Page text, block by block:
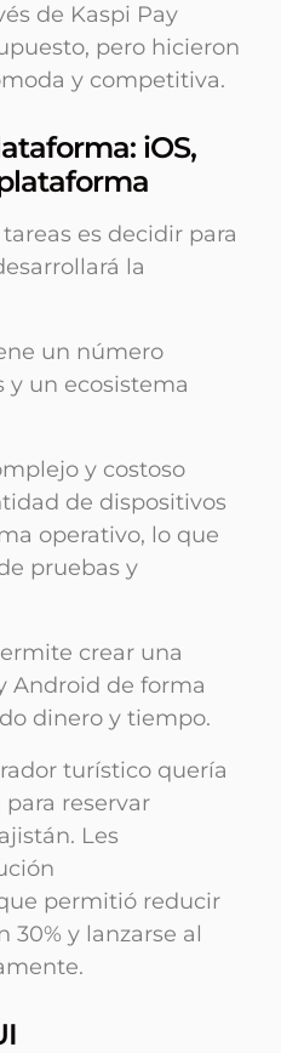
de Kaspi Pay
pero hicieron
y competitiva.
iOS,
es decidir para
la
un número
un ecosistema
y costoso
de dispositivos
operativo, lo que
pruebas y
crear una
Android de forma
dinero y tiempo.
turístico quería
reservar
Les
permitió reducir
30% y lanzarse al